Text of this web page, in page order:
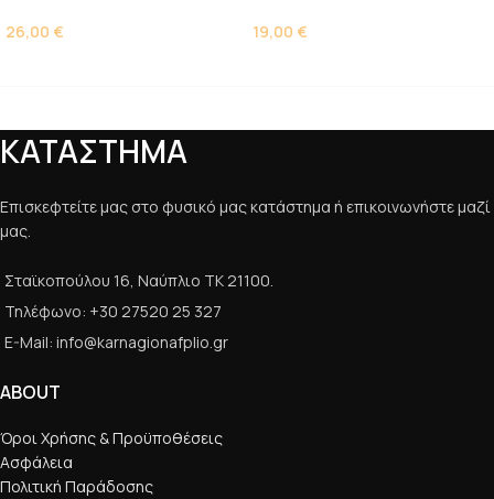
26,00 € 19,00 €
ΚΑΤΑΣΤΗΜΑ
Επισκεφτείτε μας στο φυσικό μας κατάστημα ή επικοινωνήστε μαζί
μας.
Σταϊκοπούλου 16, Ναύπλιο ΤΚ 21100.
Τηλέφωνο: +30 27520 25 327
E-Mail: info@karnagionafplio.gr
ABOUT
Όροι Χρήσης & Προϋποθέσεις
Ασφάλεια
Πολιτική Παράδοσης